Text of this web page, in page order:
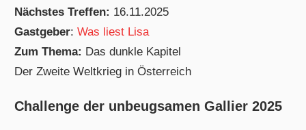
Nächstes Treffen: 16.11.2025
Gastgeber:Was liest Lisa
Zum Thema: Das dunkle Kapitel
Der Zweite Weltkrieg in Österreich
Challenge der unbeugsamen Gallier 2025